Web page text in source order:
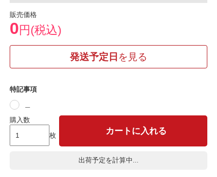
販売価格
0円(税込)
発送予定日 を見る
特記事項
購入数
枚
カートに入れる
出荷予定を計算中...